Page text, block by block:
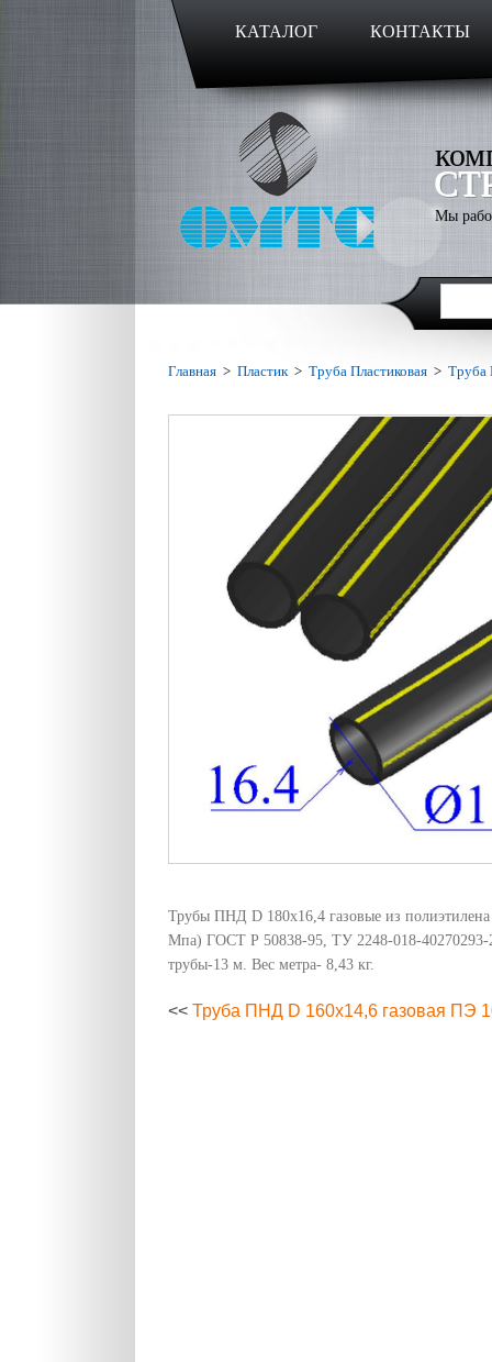
КАТАЛОГ КОНТАКТЫ
Мы
Главная > Пластик> Труба Пластиковая > Труба
Трубы ПНД D 180х16,4 газовые из
Мпа) ГОСТ Р 50838-95, ТУ 2248-018-40270293-
трубы-13 м. Вес метра- 8,43 кг.
<< Труба ПНД D 160х14,6 газовая ПЭ